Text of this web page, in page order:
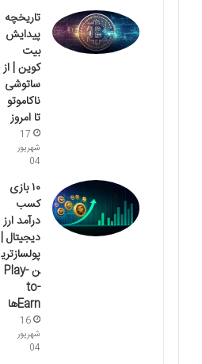
تاریخچه
پیدایش
بیت
کوین | از
ساتوشی
ناکاموتو
تا امروز
17
شهریور
04
۱۰ بازی
کسب
درآمد ارز
دیجیتال |
پولسازتری
ن Play-
to-
Earnها
16
شهریور
04